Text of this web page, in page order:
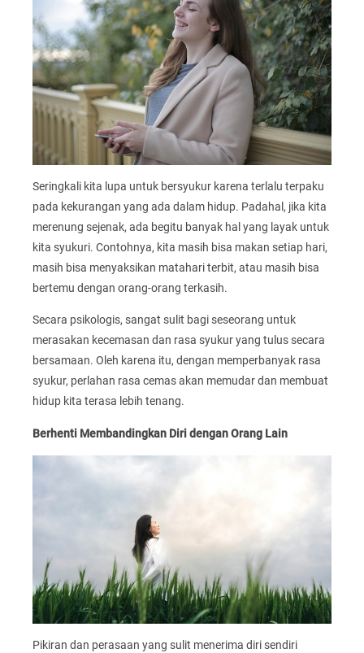
Seringkali kita lupa untuk bersyukur karena terlalu terpaku
pada kekurangan yang ada dalam hidup. Padahal, jika kita
merenung sejenak, ada begitu banyak hal yang layak untuk
kita syukuri. Contohnya, kita masih bisa makan setiap hari,
masih bisa menyaksikan matahari terbit, atau masih bisa
bertemu dengan orang-orang terkasih.
Secara psikologis, sangat sulit bagi seseorang untuk
merasakan kecemasan dan rasa syukur yang tulus secara
bersamaan. Oleh karena itu, dengan memperbanyak rasa
syukur, perlahan rasa cemas akan memudar dan membuat
hidup kita terasa lebih tenang.
Berhenti Membandingkan Diri dengan Orang Lain
Pikiran dan perasaan yang sulit menerima diri sendiri